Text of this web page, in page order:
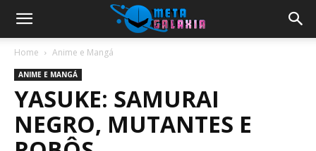
Home Anime e Mangá
ANIME E MANGÁ
YASUKE: SAMURAI
NEGRO, MUTANTES E